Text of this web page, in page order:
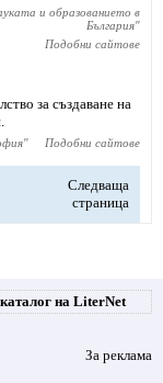
и образованието в
България"
Подобни сайтове
за създаване на
" Подобни сайтове
Следваща
страница
на LiterNet
За реклама